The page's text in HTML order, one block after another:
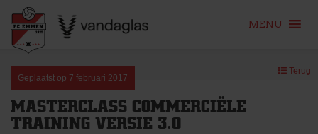
content
MENU
Geplaatst op 7 februari 2017
Terug
MASTERCLASS COMMERCIËLE
TRAINING VERSIE 3.0